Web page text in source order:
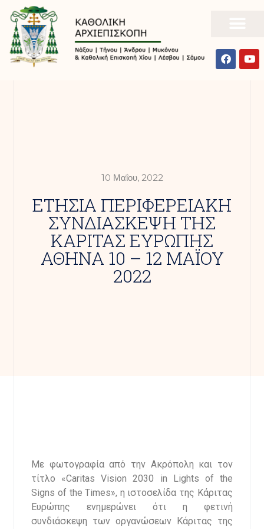
10 Μαΐου, 2022
ETHΣΙΑ ΠΕΡΙΦΕΡΕΙΑΚΗ
ΣΥΝΔΙΑΣΚΕΨΗ ΤΗΣ
ΚΑΡΙΤΑΣ ΕΥΡΩΠΗΣ
ΑΘΗΝΑ 10 – 12 ΜΑΪΟΥ
2022
Με φωτογραφία από την Ακρόπολη και τον
τίτλο «Caritas Vision 2030 in Lights of the
Signs of the Times», η ιστοσελίδα της Κάριτας
Ευρώπης ενημερώνει ότι η φετινή
συνδιάσκεψη των οργανώσεων Κάριτας της